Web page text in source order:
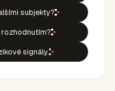
subjekty?
signály.